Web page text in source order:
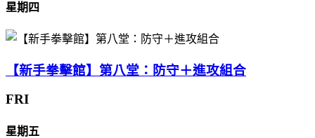
星期四
【新手拳擊館】第八堂：防守＋進攻組合
FRI
星期五